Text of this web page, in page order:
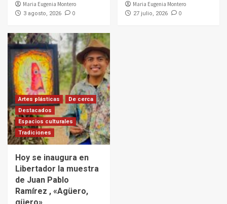
Maria Eugenia Montero
3 agosto, 2026 0
Maria Eugenia Montero
27 julio, 2026 0
Artes plásticas
De cerca
Destacados
Espacios culturales
Tradiciones
Hoy se inaugura en
Libertador la muestra
de Juan Pablo
Ramírez , «Agüero,